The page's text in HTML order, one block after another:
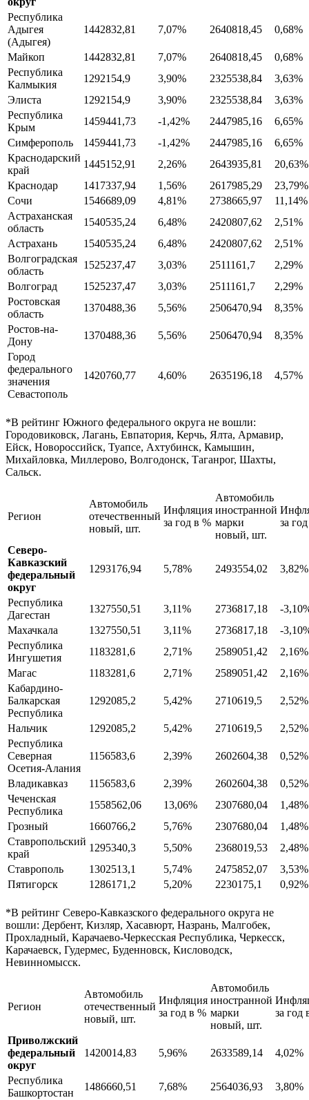
Республика
Адыгея
(Адыгея)
1442832,81 7,07% 2640818,45 0,68%
Майкоп 1442832,81 7,07% 2640818,45
0,68%
Республика
Калмыкия
1292154,9 3,90% 2325538,84
3,63%
Элиста
1292154,9 3,90% 2325538,84
3,63%
Республика
Крым
1459441,73 -1,42% 2447985,16
6,65%
Симферополь
1459441,73 -1,42% 2447985,16
6,65%
Краснодарский
край
1445152,91 2,26% 2643935,81
20,63%
Краснодар
1417337,94 1,56% 2617985,29
23,79%
Сочи
1546689,09 4,81% 2738665,97
11,14%
Астраханская
область
1540535,24 6,48% 2420807,62
2,51%
Астрахань
1540535,24 6,48% 2420807,62
2,51%
Волгоградская
область
1525237,47 3,03% 2511161,7
2,29%
Волгоград
1525237,47 3,03% 2511161,7
2,29%
Ростовская
область
1370488,36 5,56% 2506470,94
8,35%
Ростов-на-
Дону
1370488,36 5,56% 2506470,94
8,35%
Город
федерального
значения
Севастополь
1420760,77 4,60% 2635196,18 4,57%
*В рейтинг Южного федерального округа не вошли:
Городовиковск, Лагань, Евпатория, Керчь, Ялта, Армавир,
Ейск, Новороссийск, Туапсе, Ахтубинск, Камышин,
Михайловка, Миллерово, Волгодонск, Таганрог, Шахты,
Сальск.
Регион
Автомобиль
отечественный
новый, шт.
Инфляция
за год в %
Автомобиль
иностранной
марки
новый, шт.
за
Северо-
Кавказский
федеральный
округ
1293176,94 5,78% 2493554,02 3,82%
Республика
Дагестан
1327550,51 3,11% 2736817,18
-
Махачкала
1327550,51 3,11% 2736817,18
-
Республика
Ингушетия
1183281,6 2,71% 2589051,42
2,16%
Магас
1183281,6 2,71% 2589051,42
2,16%
Кабардино-
Балкарская
Республика
1292085,2 5,42% 2710619,5 2,52%
Нальчик 1292085,2 5,42% 2710619,5
2,52%
Республика
Северная
Осетия-Алания
1156583,6 2,39% 2602604,38 0,52%
Владикавказ 1156583,6 2,39% 2602604,38
0,52%
Чеченская
Республика
1558562,06 13,06% 2307680,04
1,48%
Грозный
1660766,2 5,76% 2307680,04
1,48%
Ставропольский
край
1295340,3 5,50% 2368019,53
2,48%
Ставрополь
1302513,1 5,74% 2475852,07
3,53%
Пятигорск
1286171,2 5,20% 2230175,1 0,92%
*В рейтинг Северо-Кавказского федерального округа не
вошли: Дербент, Кизляр, Хасавюрт, Назрань, Малгобек,
Прохладный, Карачаево-Черкесская Республика, Черкесск,
Карачаевск, Гудермес, Буденновск, Кисловодск,
Невинномысск.
Регион
Автомобиль
отечественный
новый, шт.
Инфляция
за год в %
Автомобиль
иностранной
марки
новый, шт.
за год
Приволжский
федеральный
округ
1420014,83 5,96% 2633589,14 4,02%
Республика
Башкортостан
1486660,51 7,68% 2564036,93
3,80%